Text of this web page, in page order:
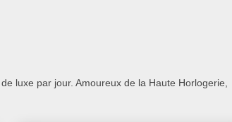
luxe par jour. Amoureux de la Haute Horlogerie,